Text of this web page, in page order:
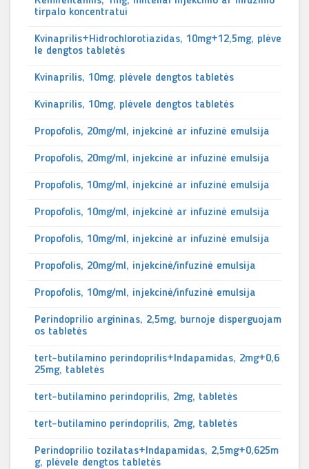
tirpalo koncentratui
Kvinaprilis+Hidrochlorotiazidas, 10mg+12,5mg, plėve
le dengtos tabletės
Kvinaprilis, 10mg, plėvele dengtos tabletės
Kvinaprilis, 10mg, plėvele dengtos tabletės
Propofolis, 20mg/ml, injekcinė ar infuzinė emulsija
Propofolis, 20mg/ml, injekcinė ar infuzinė emulsija
Propofolis, 10mg/ml, injekcinė ar infuzinė emulsija
Propofolis, 10mg/ml, injekcinė ar infuzinė emulsija
Propofolis, 10mg/ml, injekcinė ar infuzinė emulsija
Propofolis, 20mg/ml, injekcinė/infuzinė emulsija
Propofolis, 10mg/ml, injekcinė/infuzinė emulsija
Perindoprilio argininas, 2,5mg, burnoje disperguojam
os tabletės
tert-butilamino perindoprilis+Indapamidas, 2mg+0,6
25mg, tabletės
tert-butilamino perindoprilis, 2mg, tabletės
tert-butilamino perindoprilis, 2mg, tabletės
Perindoprilio tozilatas+Indapamidas, 2,5mg+0,625m
g, plėvele dengtos tabletės